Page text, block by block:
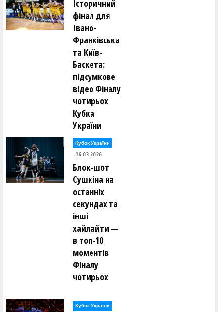
Історичний
фінал для
Івано-
Франківська
та Київ-
Баскета:
підсумкове
відео Фіналу
чотирьох
Кубка
України
Кубок України
16.03.2026
Блок-шот
Сушкіна на
останніх
секундах та
інші
хайлайти —
в топ-10
моментів
Фіналу
чотирьох
Кубок України